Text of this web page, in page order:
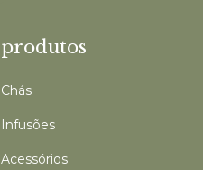
produtos
Chás
Infusões
Acessórios